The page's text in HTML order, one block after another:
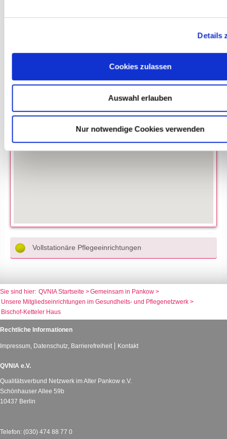
Details
Cookies zulassen
Auswahl erlauben
Nur notwendige Cookies verwenden
Vollstationäre Pflegeeinrichtungen
QVNIA Startseite
Gemeinsam in Pankow
Unsere Mitgliedseinrichtungen im Gesundheits- und Pflegenetzwerk
Bischof-Ketteler Haus
Rechtliche Informationen
Impressum, Datenschutz, Barrierefreiheit Kontakt
QVNIA e.V.
Qualitätsverbund Netzwerk im Alter Pankow e.V.
Schönhauser Allee 59b
10437 Berlin
Telefon: (030) 474 88 77 0